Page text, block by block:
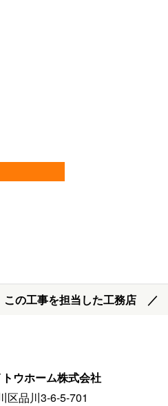
の工事を担当した工務店 ／
ウホーム株式会社
区品川3-6-5-701